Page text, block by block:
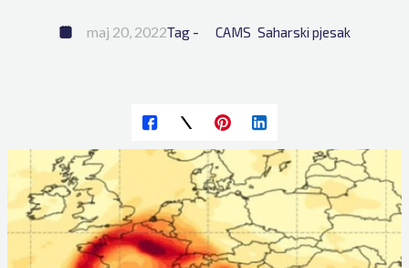
maj 20, 2022Tag - CAMS Saharski pjesak